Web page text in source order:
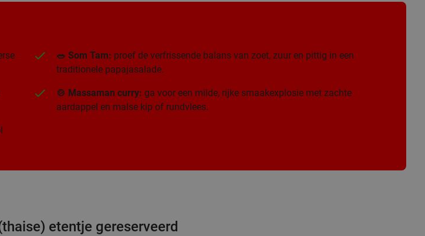
🥗 Som Tam: proef de verfrissende balans van zoet, zuur en pittig in een
traditionele papajasalade.
🍲 Massaman curry: ga voor een milde, rijke smaakexplosie met zachte
aardappel en malse kip of rundvlees.
etentje gereserveerd